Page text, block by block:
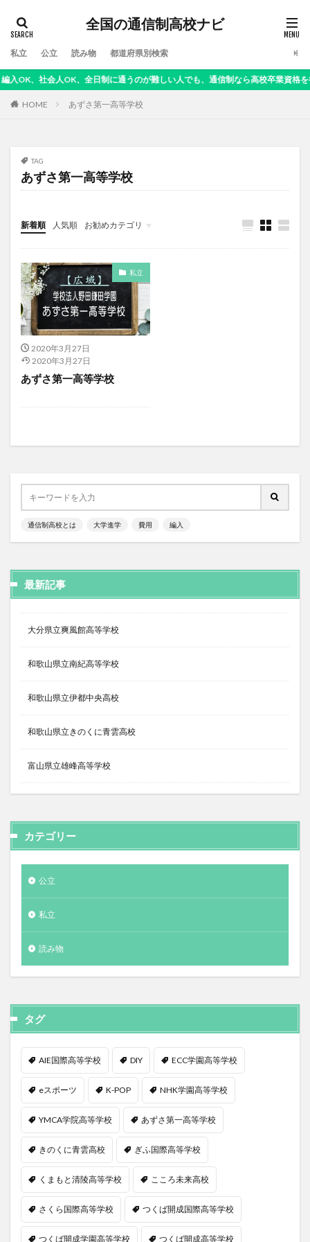
全国の通信制高校ナビ
私立 公立 読み物 都道府県別検索
、社会人OK、全日制に通うのが難しい人でも、通信制なら高校卒業資格を得ら
HOME あずさ第一高等学校
TAG
あずさ第一高等学校
新着順 人気順 お勧めカテゴリ
読み物
私立
2020年3月27日
2020年3月27日
あずさ第一高等学校
通信制高校とは 大学進学 費用 編入
最新記事
大分県立爽風館高等学校
和歌山県立南紀高等学校
和歌山県立伊都中央高校
和歌山県立きのくに青雲高校
富山県立雄峰高等学校
カテゴリー
公立
私立
読み物
タグ
AIE国際高等学校 DIY ECC学園高等学校
eスポーツ K-POP NHK学園高等学校
YMCA学院高等学校 あずさ第一高等学校
きのくに青雲高校 ぎふ国際高等学校
くまもと清陵高等学校 こころ未来高校
さくら国際高等学校 つくば開成国際高等学校
つくば開成学園高等学校 つくば開成高等学校